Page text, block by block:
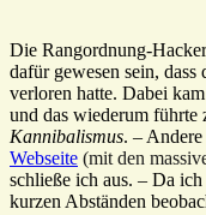
Die Rangordnung-
dafür gewesen sein,
verloren hatte. Dabei
und das wiederum führte
Kannibalismus. –
Webseite (mit den
schließe ich aus. – Da
kurzen Abständen